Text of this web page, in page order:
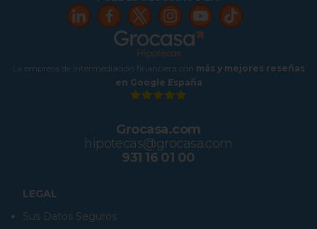
LEGAL
Sus Datos Seguros
La empresa de intermediación financiera con más y mejores reseñas
en Google España
Grocasa.com
hipotecas@grocasa.com
931 16 01 00